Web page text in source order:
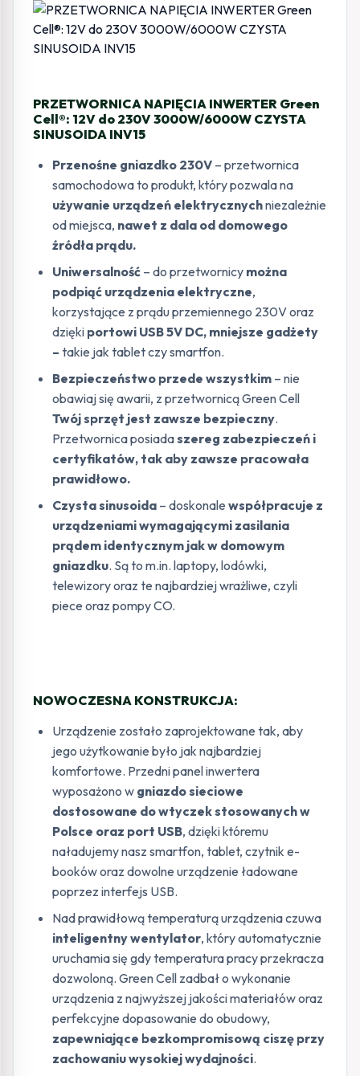
PRZETWORNICA NAPIĘCIA INWERTER Green
Cell®: 12V do 230V 3000W/6000W CZYSTA
SINUSOIDA INV15
Przenośne gniazdko 230V – przetwornica
samochodowa to produkt, który pozwala na
używanie urządzeń elektrycznychniezależnie
od miejsca, nawet z dala od domowego
źródła prądu.
Uniwersalność – do przetwornicy można
podpiąć urządzenia elektryczne,
korzystające z prądu przemiennego 230V oraz
dzięki portowi USB 5V DC, mniejsze gadżety
– takie jak tablet czy smartfon.
Bezpieczeństwo przede wszystkim – nie
obawiaj się awarii, z przetwornicą Green Cell
Twój sprzęt jest zawsze bezpieczny.
Przetwornica posiadaszereg zabezpieczeń i
certyfikatów, tak aby zawsze pracowała
prawidłowo.
Czysta sinusoida – doskonale współpracuje z
urządzeniami wymagającymi zasilania
prądem identycznym jak w domowym
gniazdku. Są to m.in. laptopy, lodówki,
telewizory oraz te najbardziej wrażliwe, czyli
piece oraz pompy CO.
NOWOCZESNA KONSTRUKCJA:
Urządzenie zostało zaprojektowane tak, aby
jego użytkowanie było jak najbardziej
komfortowe. Przedni panel inwertera
wyposażono w gniazdo sieciowe
dostosowane do wtyczek stosowanych w
Polsce oraz port USB, dzięki któremu
naładujemy nasz smartfon, tablet, czytnik e-
booków oraz dowolne urządzenie ładowane
poprzez interfejs USB.
Nad prawidłową temperaturą urządzenia czuwa
inteligentny wentylator, który automatycznie
uruchamia się gdy temperatura pracy przekracza
dozwoloną. Green Cell zadbał o wykonanie
urządzenia z najwyższej jakości materiałów oraz
perfekcyjne dopasowanie do obudowy,
zapewniające bezkompromisową ciszę przy
zachowaniu wysokiej wydajności.